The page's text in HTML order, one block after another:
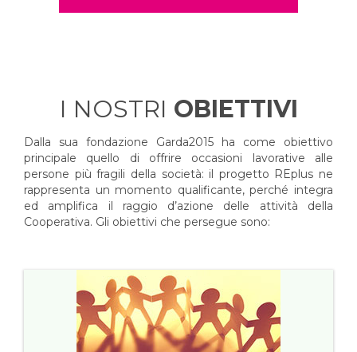
I NOSTRI OBIETTIVI
Dalla sua fondazione Garda2015 ha come obiettivo
principale quello di offrire occasioni lavorative alle
persone più fragili della società: il progetto REplus ne
rappresenta un momento qualificante, perché integra
ed amplifica il raggio d’azione delle attività della
Cooperativa. Gli obiettivi che persegue sono: